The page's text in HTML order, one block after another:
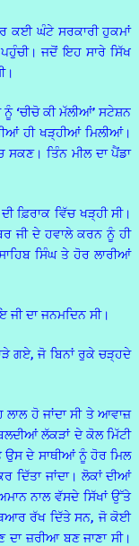
ਕਈ ਘੰਟੇ ਸਰਕਾਰੀ ਹੁਕਮਾਂ
ਜਦੋਂ ਇਹ ਸਾਰੇ ਸਿੱਖ
‘ਚੀਚੋ ਕੀ ਮੱਲੀਆਂ’ ਸਟੇਸ਼ਨ
ਹੀ ਖੜ੍ਹੀਆਂ ਮਿਲੀਆਂ।
ਸਕਣ। ਤਿੰਨ ਮੀਲ ਦਾ ਪੈਂਡਾ
ਵਿੱਚ ਖੜ੍ਹੀ ਸੀ।
ਜੀ ਦੇ ਹਵਾਲੇ ਕਰਨ ਨੂੰ ਹੀ
ਸਿੰਘ ਤੇ ਹੋਰ ਲਾਰੀਆਂ
ਦਾ ਜਨਮਦਿਨ ਸੀ।
ਗਏ, ਜੋ ਬਿਨਾਂ ਰੁਕੇ ਚੜ੍ਹਦੇ
ਹੋ ਜਾਂਦਾ ਸੀ ਤੇ ਆਵਾਜ਼
ਲੱਕੜਾਂ ਦੇ ਕੋਲ ਮਿੱਟੀ
ਦੇ ਸਾਥੀਆਂ ਨੂੰ ਹੋਰ ਮਿਲ
ਦਿੱਤਾ ਜਾਂਦਾ। ਲੋਕਾਂ ਦੀਆਂ
ਨਾਲ ਵੱਸਦੇ ਸਿੱਖਾਂ ਉੱਤੇ
ਰੱਖ ਦਿੱਤੇ ਸਨ, ਜੋ ਕੋਈ
ਜ਼ਰੀਆ ਬਣ ਜਾਣਾ ਸੀ।